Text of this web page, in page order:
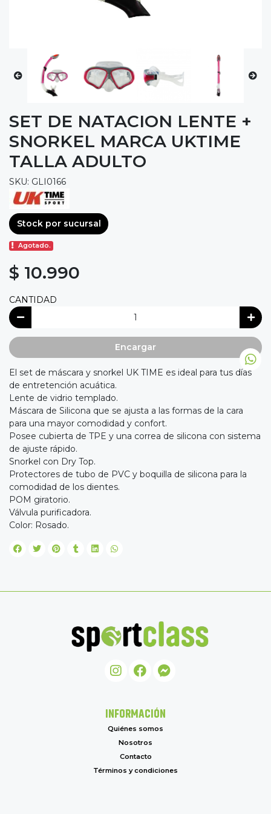
SET DE NATACION LENTE +
SNORKEL MARCA UKTIME
TALLA ADULTO
SKU: GLI0166
Stock por sucursal
Agotado.
$ 10.990
CANTIDAD
Encargar
El set de máscara y snorkel UK TIME es ideal para tus días
de entretención acuática.
Lente de vidrio templado.
Máscara de Silicona que se ajusta a las formas de la cara
para una mayor comodidad y confort.
Posee cubierta de TPE y una correa de silicona con sistema
de ajuste rápido.
Snorkel con Dry Top.
Protectores de tubo de PVC y boquilla de silicona para la
comodidad de los dientes.
POM giratorio.
Válvula purificadora.
Color: Rosado.
INFORMACIÓN
Quiénes somos
Nosotros
Contacto
Términos y condiciones